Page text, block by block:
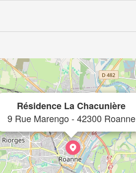
Résidence La Chacunière
9 Rue Marengo - 42300 Roanne